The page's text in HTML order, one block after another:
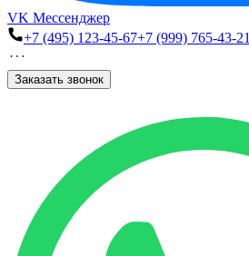
VK Мессенджер
+7 (495) 123-45-67+7 (999) 765-43-21
Заказать звонок